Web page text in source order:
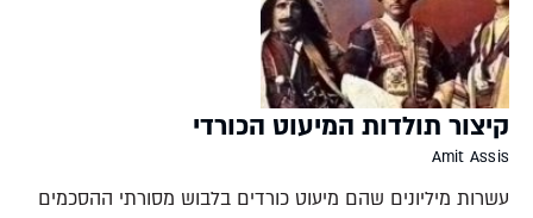
קיצור תולדות המיעוט הכורדי
Amit Assis
עשרות מיליונים שהם מיעוט כורדים בלבוש מסורתי ההסכמים